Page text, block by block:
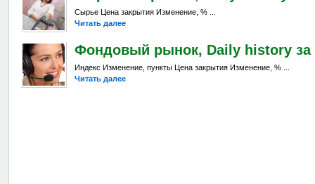
Сырье Цена закрытия Изменение, % ...
Читать далее
Фондовый рынок, Daily history за
Индекс Изменение, пункты Цена закрытия Изменение, % ...
Читать далее